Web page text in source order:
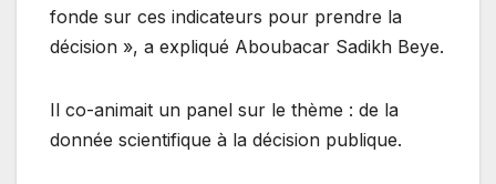
fonde sur ces indicateurs pour prendre la
décision », a expliqué Aboubacar Sadikh Beye.
Il co-animait un panel sur le thème : de la
donnée scientifique à la décision publique.